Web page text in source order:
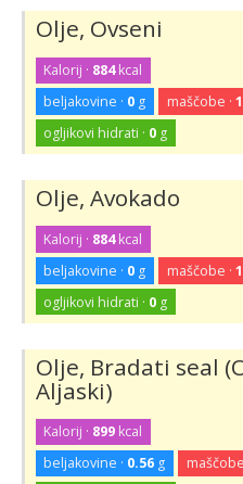
Olje, Ovseni
Kalorij · 884kcal
beljakovine · 0 g maščobe ·
ogljikovi hidrati · 0 g
Olje, Avokado
Kalorij · 884kcal
beljakovine · 0 g maščobe ·
ogljikovi hidrati · 0 g
Olje, Bradati seal
Aljaski)
Kalorij · 899 kcal
beljakovine · 0.56 g maščobe